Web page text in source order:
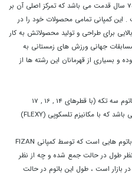
فیزان FIZAN یک کمپانی ایتالیایی با حدود 75 سال قدمت می باشد که تمرکز اصلی آن بر
. این کمپانی تمامی محصولات خود را در
برای طراحی و تولید محصولاتش به کار
جهانی ورزش های زمستانی به
و بسیاری از قهرمانان این رشته ها از
باتوم FIZAN مدل COMPACT CORK یک باتوم سه تکه (با قطرهای 14 , 16 , 17
میلی‌متری) از جنس آلومینیوم (ALU 7001) می باشد که با مکانیزم تلسکوپی (FLEXY)
باتوم COMPACT CORK یکی از خاص‌ترین باتوم هایی است که توسط کمپانی FIZAN
طول در حالت جمع شده و چه از نظر
بازار است ، طول این باتوم در حالت